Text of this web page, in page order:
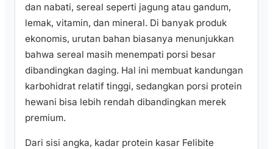
dan nabati, sereal seperti jagung atau gandum,
lemak, vitamin, dan mineral. Di banyak produk
ekonomis, urutan bahan biasanya menunjukkan
bahwa sereal masih menempati porsi besar
dibandingkan daging. Hal ini membuat kandungan
karbohidrat relatif tinggi, sedangkan porsi protein
hewani bisa lebih rendah dibandingkan merek
premium.
Dari sisi angka, kadar protein kasar Felibite